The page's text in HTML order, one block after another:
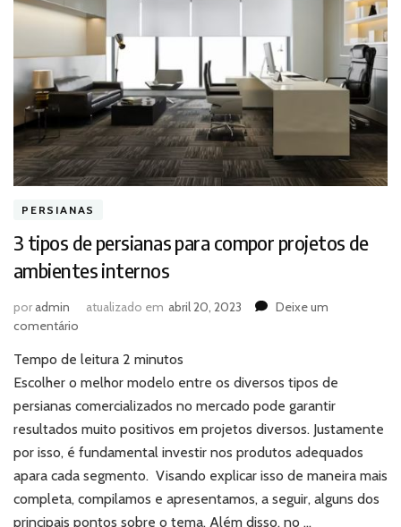
PERSIANAS
3 tipos de persianas para compor projetos de
ambientes internos
poradmin atualizado em abril 20, 2023
Deixe um
comentário
tipos
de
persianas
compor
projetos
de
ambientes
internos
Tempo de leitura 2 minutos
Escolher o melhor modelo entre os diversos tipos de
persianas comercializados no mercado pode garantir
resultados muito positivos em projetos diversos. Justamente
por isso, é fundamental investir nos produtos adequados
apara cada segmento. Visando explicar isso de maneira mais
completa, compilamos e apresentamos, a seguir, alguns dos
principais pontos sobre o tema. Além disso, no …